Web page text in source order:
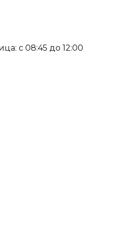
с 08:45 до 12:00